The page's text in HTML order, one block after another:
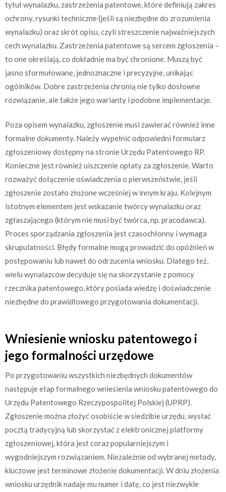
tytuł wynalazku, zastrzeżenia patentowe, które definiują zakres
ochrony, rysunki techniczne (jeśli są niezbędne do zrozumienia
wynalazku) oraz skrót opisu, czyli streszczenie najważniejszych
cech wynalazku. Zastrzeżenia patentowe są sercem zgłoszenia –
to one określają, co dokładnie ma być chronione. Muszą być
jasno sformułowane, jednoznaczne i precyzyjne, unikając
ogólników. Dobre zastrzeżenia chronią nie tylko dosłowne
rozwiązanie, ale także jego warianty i podobne implementacje.
Poza opisem wynalazku, zgłoszenie musi zawierać również inne
formalne dokumenty. Należy wypełnić odpowiedni formularz
zgłoszeniowy dostępny na stronie Urzędu Patentowego RP.
Konieczne jest również uiszczenie opłaty za zgłoszenie. Warto
rozważyć dołączenie oświadczenia o pierwszeństwie, jeśli
zgłoszenie zostało złożone wcześniej w innym kraju. Kolejnym
istotnym elementem jest wskazanie twórcy wynalazku oraz
zgłaszającego (którym nie musi być twórca, np. pracodawca).
Proces sporządzania zgłoszenia jest czasochłonny i wymaga
skrupulatności. Błędy formalne mogą prowadzić do opóźnień w
postępowaniu lub nawet do odrzucenia wniosku. Dlatego też,
wielu wynalazców decyduje się na skorzystanie z pomocy
rzecznika patentowego, który posiada wiedzę i doświadczenie
niezbędne do prawidłowego przygotowania dokumentacji.
Wniesienie wniosku patentowego i
jego formalności urzędowe
Po przygotowaniu wszystkich niezbędnych dokumentów
następuje etap formalnego wniesienia wniosku patentowego do
Urzędu Patentowego Rzeczypospolitej Polskiej (UPRP).
Zgłoszenie można złożyć osobiście w siedzibie urzędu, wysłać
pocztą tradycyjną lub skorzystać z elektronicznej platformy
zgłoszeniowej, która jest coraz popularniejszym i
wygodniejszym rozwiązaniem. Niezależnie od wybranej metody,
kluczowe jest terminowe złożenie dokumentacji. W dniu złożenia
wniosku urzędnik nadaje mu numer i datę, co jest niezwykle